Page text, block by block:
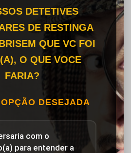
DETETIVES
DE RESTINGA
QUE VC FOI
O QUE VOCE
FARIA?
DESEJADA
com o
para entender a